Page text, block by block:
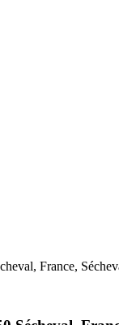
France,